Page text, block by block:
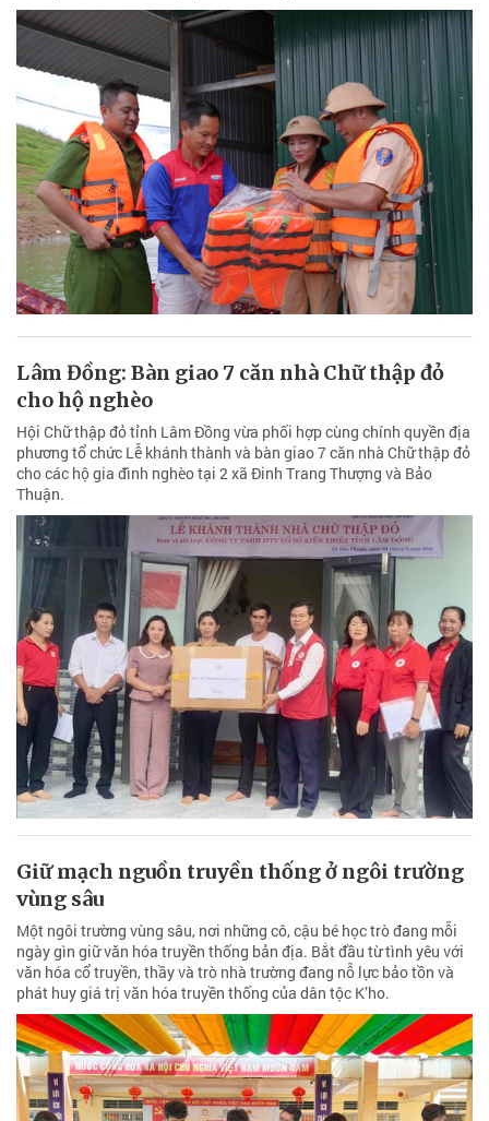
Lâm Đồng: Bàn giao 7 căn nhà Chữ thập đỏ
cho hộ nghèo
Hội Chữ thập đỏ tỉnh Lâm Đồng vừa phối hợp cùng chính quyền địa
phương tổ chức Lễ khánh thành và bàn giao 7 căn nhà Chữ thập đỏ
cho các hộ gia đình nghèo tại 2 xã Đinh Trang Thượng và Bảo
Thuận.
Giữ mạch nguồn truyền thống ở ngôi trường
vùng sâu
Một ngôi trường vùng sâu, nơi những cô, cậu bé học trò đang mỗi
ngày gìn giữ văn hóa truyền thống bản địa. Bắt đầu từ tình yêu với
văn hóa cổ truyền, thầy và trò nhà trường đang nỗ lực bảo tồn và
phát huy giá trị văn hóa truyền thống của dân tộc K’ho.